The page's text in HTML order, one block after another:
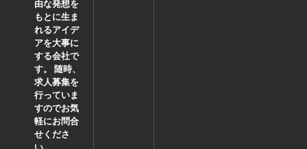
由な発想を
もとに生ま
れるアイデ
アを大事に
する会社で
す。 随時、
求人募集を
行っていま
すのでお気
軽にお問合
せくださ